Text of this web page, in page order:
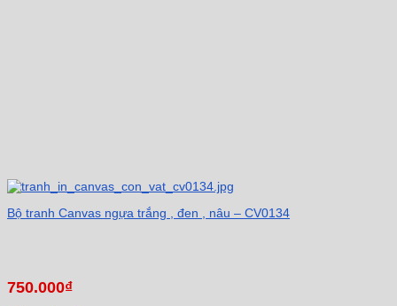
Bộ tranh Canvas ngựa trắng , đen , nâu – CV0134
750.000₫